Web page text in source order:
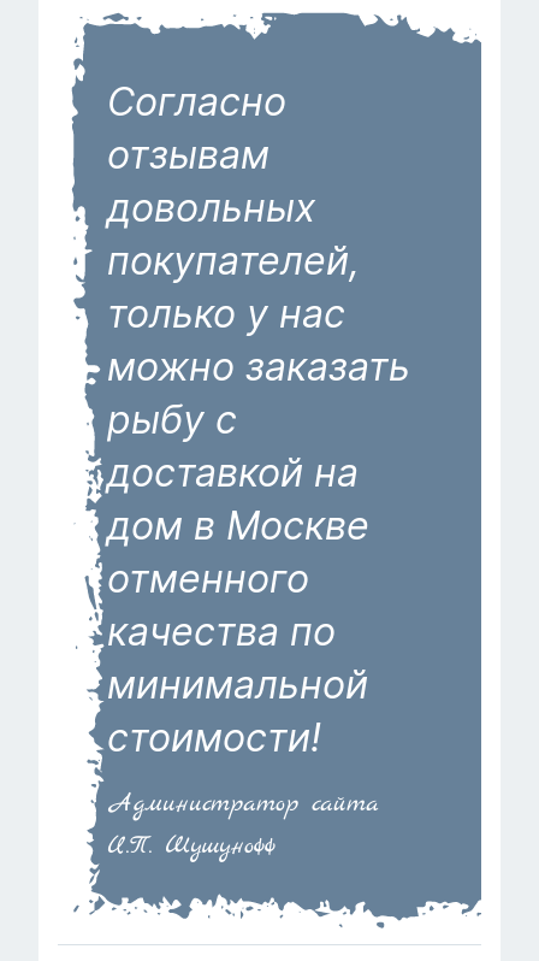
Согласно
отзывам
довольных
покупателей,
только у нас
можно заказать
рыбу с
доставкой на
дом в Москве
отменного
качества по
минимальной
стоимости!
Администратор сайта
И.П. Шушунофф